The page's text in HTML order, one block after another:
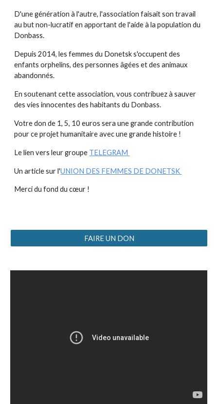
D'une génération à l'autre, l'association faisait son travail
au but non-lucratif en apportant de l'aide à la population du
Donbass.
Depuis 2014, les femmes du Donetsk s'occupent des
enfants orphelins, des personnes âgées et des animaux
abandonnés.
En soutenant cette association, vous contribuez à sauver
des vies innocentes des habitants du Donbass.
Votre don de 1, 5, 10 euros sera une grande contribution
pour ce projet humanitaire avec une grande histoire !
Le lien vers leur groupe TELEGRAM
Un article sur l'UNION DES FEMMES DE DONETSK
Merci du fond du cœur !
FAIRE UN DON